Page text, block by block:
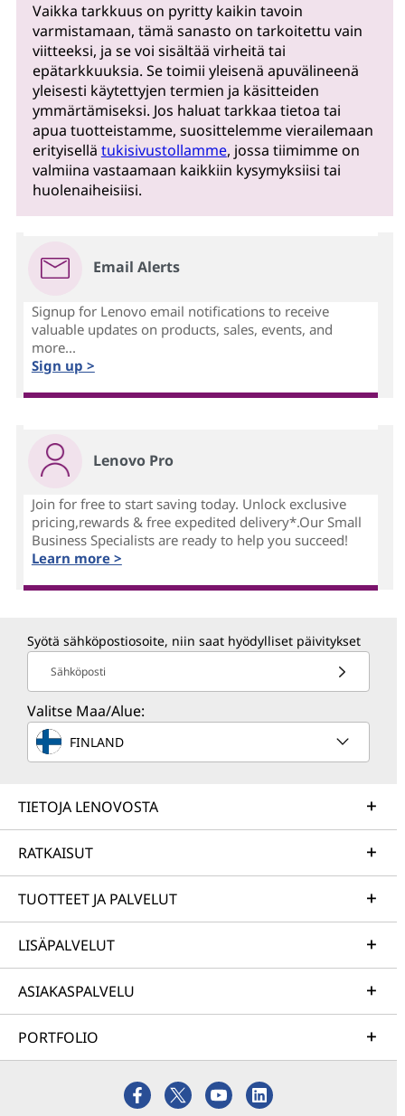
Vaikka tarkkuus on pyritty kaikin tavoin
varmistamaan, tämä sanasto on tarkoitettu vain
viitteeksi, ja se voi sisältää virheitä tai
epätarkkuuksia. Se toimii yleisenä apuvälineenä
yleisesti käytettyjen termien ja käsitteiden
ymmärtämiseksi. Jos haluat tarkkaa tietoa tai
apua tuotteistamme, suosittelemme vierailemaan
erityisellä tukisivustollamme, jossa tiimimme on
valmiina vastaamaan kaikkiin kysymyksiisi tai
huolenaiheisiisi.
Email Alerts
Signup for Lenovo email notifications to receive
valuable updates on products, sales, events, and
more...
Sign up >
Lenovo Pro
Join for free to start saving today. Unlock exclusive
pricing,rewards & free expedited delivery*.Our Small
Business Specialists are ready to help you succeed!
Learn more >
Syötä sähköpostiosoite, niin saat hyödylliset päivitykset
Sähköposti
Valitse Maa/Alue:
FINLAND
TIETOJA LENOVOSTA
RATKAISUT
TUOTTEET JA PALVELUT
LISÄPALVELUT
ASIAKASPALVELU
PORTFOLIO